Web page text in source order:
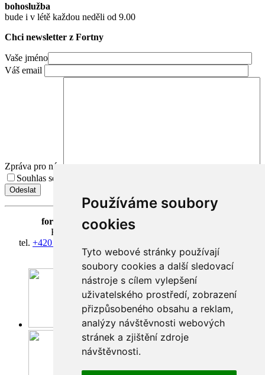
Používáme soubory
cookies
Tyto webové stránky používají
soubory cookies a další sledovací
nástroje s cílem vylepšení
uživatelského prostředí, zobrazení
přizpůsobeného obsahu a reklam,
analýzy návštěvnosti webových
stránek a zjištění zdroje
návštěvnosti.
bohoslužba
bude i v létě každou neděli od 9.00
Chci newsletter z Fortny
Vaše jméno
Váš email
Zpráva pro nás
Souhlas se zpracováním osobních údajů.
fortna
| Hradčanské nám. 3/184 | 118 00 Praha 1
Klášter Hradčany Řádu bosých karmelitánů
tel. +420 603 428 601
fortna@fortna.eu
Facebook